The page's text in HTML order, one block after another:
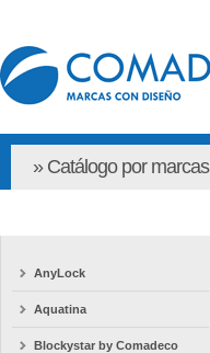
» Catálogo por marcas
AnyLock
Aquatina
Blockystar by Comadeco